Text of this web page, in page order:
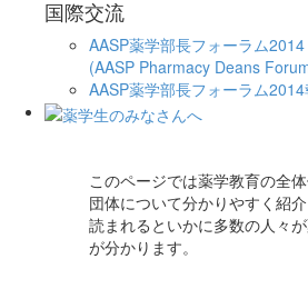
国際交流
AASP薬学部長フォーラム2014
(AASP Pharmacy Deans
AASP薬学部長フォーラム
このページでは薬学教育の全
団体について分かりやすく紹介
読まれるといかに多数の人々
が分かります。